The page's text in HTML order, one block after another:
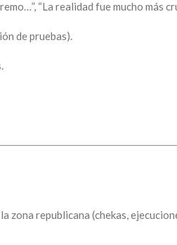
“La realidad fue mucho más
de pruebas).
zona republicana (chekas,